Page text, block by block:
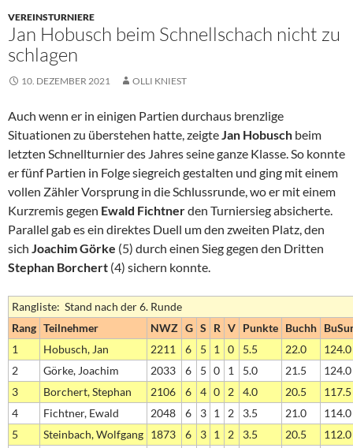
VEREINSTURNIERE
Jan Hobusch beim Schnellschach nicht zu
schlagen
10. DEZEMBER 2021 OLLI KNIEST
Auch wenn er in einigen Partien durchaus brenzlige
Situationen zu überstehen hatte, zeigteJan Hobusch beim
letzten Schnellturnier des Jahres seine ganze Klasse. So konnte
er fünf Partien in Folge siegreich gestalten und ging mit einem
vollen Zähler Vorsprung in die Schlussrunde, wo er mit einem
Kurzremis gegen Ewald Fichtnerden Turniersieg absicherte.
Parallel gab es ein direktes Duell um den zweiten Platz, den
sich Joachim Görke (5) durch einen Sieg gegen den Dritten
Stephan Borchert (4) sichern konnte.
Rangliste: Stand nach der 6. Runde
Rang Teilnehmer NWZ G S R V Punkte Buchh
1
Hobusch, Jan 2211 6 5 1 0 5.5 22.0
124.0
2
Görke, Joachim 2033 6 5 0 1 5.0 21.5
124.0
3
Borchert, Stephan 2106 6 4 0 2 4.0 20.5
117.5
4
Fichtner, Ewald 2048 6 3 1 2 3.5 21.0
114.0
5
Steinbach, Wolfgang 1873 6 3 1 2 3.5 20.5
112.0